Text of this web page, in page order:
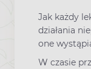
Jak każdy
działania
one
W czasie